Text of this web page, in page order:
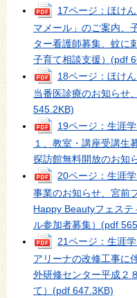
17ページ：ほけ
マメール」のご案内、
ター看護師募集、蚊に
子育て相談支援） (pdf
18ページ：ほけ
当番医診療のお知らせ
545.2KB)
19ページ：生涯
１、教室・講座受講生
探訪館無料開放のお知
20ページ：生涯
事業のお知らせ、宮前
Happy Beautyフェス
ル参加者募集） (pdf
21ページ：生涯
アリーナの改修工事に
外研修センター平成２
て） (pdf 647.3KB)